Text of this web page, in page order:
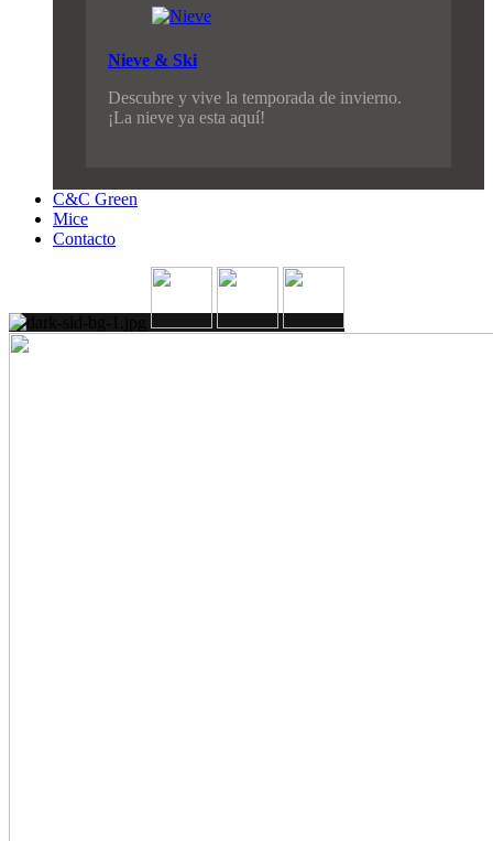
Nieve & Ski
Descubre y vive la temporada de invierno.
¡La nieve ya esta aquí!
C&C Green
Mice
Contacto